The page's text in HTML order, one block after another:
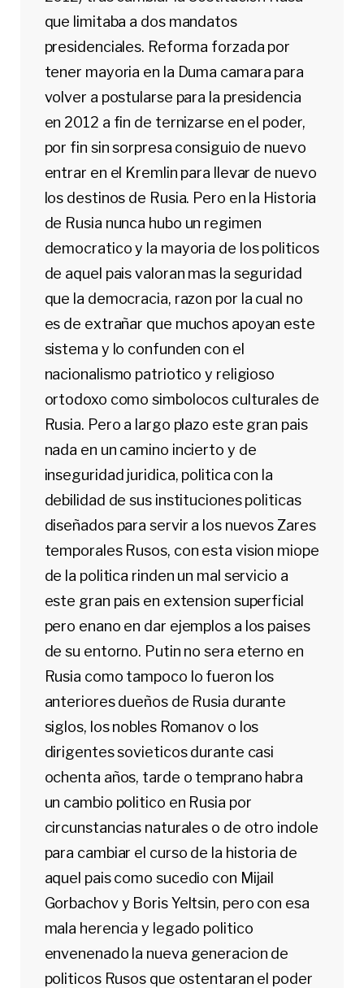
que limitaba a dos mandatos
presidenciales. Reforma forzada por
tener mayoria en la Duma camara para
volver a postularse para la presidencia
en 2012 a fin de ternizarse en el poder,
por fin sin sorpresa consiguio de nuevo
entrar en el Kremlin para llevar de nuevo
los destinos de Rusia. Pero en la Historia
de Rusia nunca hubo un regimen
democratico y la mayoria de los politicos
de aquel pais valoran mas la seguridad
que la democracia, razon por la cual no
es de extrañar que muchos apoyan este
sistema y lo confunden con el
nacionalismo patriotico y religioso
ortodoxo como simbolocos culturales de
Rusia. Pero a largo plazo este gran pais
nada en un camino incierto y de
inseguridad juridica, politica con la
debilidad de sus instituciones politicas
diseñados para servir a los nuevos Zares
temporales Rusos, con esta vision miope
de la politica rinden un mal servicio a
este gran pais en extension superficial
pero enano en dar ejemplos a los paises
de su entorno. Putin no sera eterno en
Rusia como tampoco lo fueron los
anteriores dueños de Rusia durante
siglos, los nobles Romanov o los
dirigentes sovieticos durante casi
ochenta años, tarde o temprano habra
un cambio politico en Rusia por
circunstancias naturales o de otro indole
para cambiar el curso de la historia de
aquel pais como sucedio con Mijail
Gorbachov y Boris Yeltsin, pero con esa
mala herencia y legado politico
envenenado la nueva generacion de
politicos Rusos que ostentaran el poder